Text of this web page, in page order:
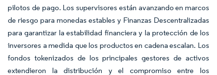
pilotos de pago. Los supervisores están avanzando en marcos
de riesgo para monedas estables y Finanzas Descentralizadas
para garantizar la estabilidad financiera y la protección de los
inversores a medida que los productos en cadena escalan. Los
fondos tokenizados de los principales gestores de activos
extendieron la distribución y el compromiso entre los